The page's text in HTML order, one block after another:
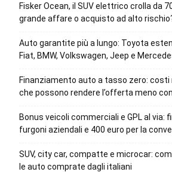
Fisker Ocean, il SUV elettrico crolla da
grande affare o acquisto ad alto
Auto garantite più a lungo: Toyota
Fiat, BMW, Volkswagen, Jeep e
Finanziamento auto a tasso zero:
che possono rendere l’offerta meno
Bonus veicoli commerciali e GPL al via:
furgoni aziendali e 400 euro per la
SUV, city car, compatte e microcar:
le auto comprate dagli italiani